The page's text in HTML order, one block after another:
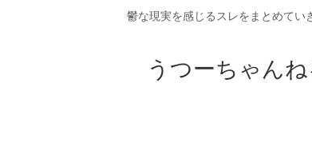
鬱な現実を感じるスレをまとめてい
うつーちゃんね